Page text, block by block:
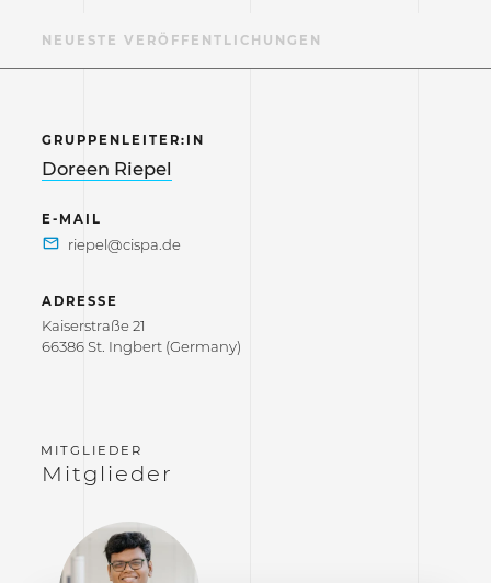
NEUESTE VERÖFFENTLICHUNGEN
GRUPPENLEITER:IN
Doreen Riepel
E-MAIL
ADRESSE
Kaiserstraße 21
66386 St. Ingbert (Germany)
Mitglieder